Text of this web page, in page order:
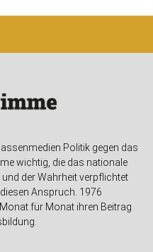
Politik gegen das
wichtig, die das nationale
der Wahrheit verpflichtet
Anspruch. 1976
für Monat ihren Beitrag